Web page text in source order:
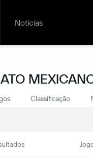
Notícias
Classificação